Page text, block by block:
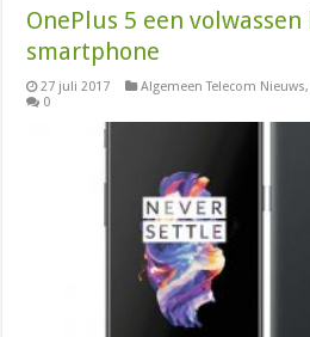
OnePlus 5 een
smartphone
27 juli 2017 Algemeen Telecom Nieuws
0